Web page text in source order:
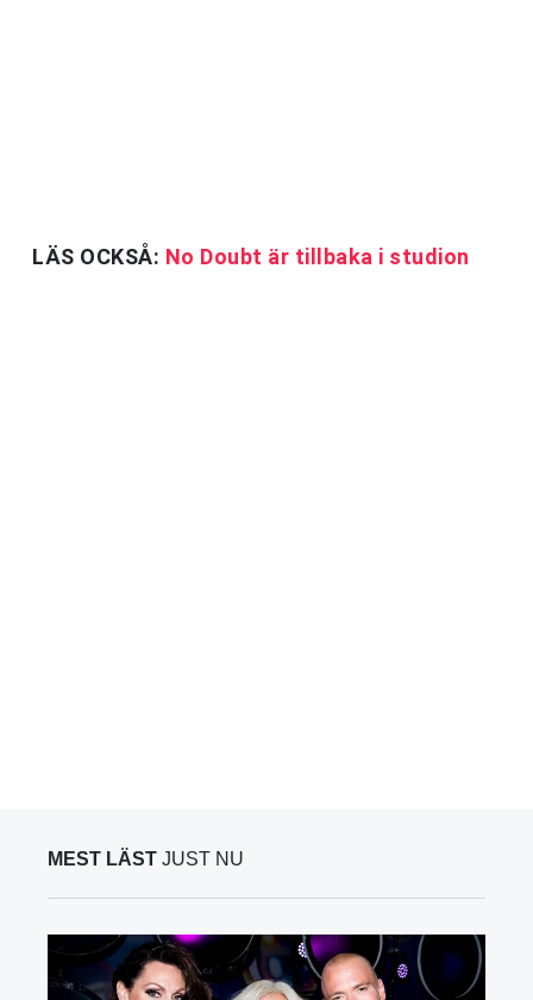
LÄS OCKSÅ: No Doubt är tillbaka i studion
MEST LÄST JUST NU